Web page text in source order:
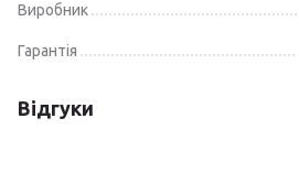
Виробник
Гарантія
Відгуки